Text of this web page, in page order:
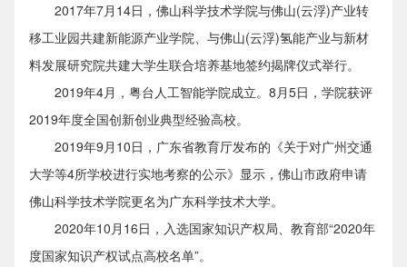
2017年7月14日，佛山科学技术学院与佛山(云浮)产业转
移工业园共建新能源产业学院、与佛山(云浮)氢能产业与新材
料发展研究院共建大学生联合培养基地签约揭牌仪式举行。
2019年4月，粤台人工智能学院成立。8月5日，学院获评
2019年度全国创新创业典型经验高校。
2019年9月10日，广东省教育厅发布的《关于对广州交通
大学等4所学校进行实地考察的公示》显示，佛山市政府申请
佛山科学技术学院更名为广东科学技术大学。
2020年10月16日，入选国家知识产权局、教育部“2020年
度国家知识产权试点高校名单”。